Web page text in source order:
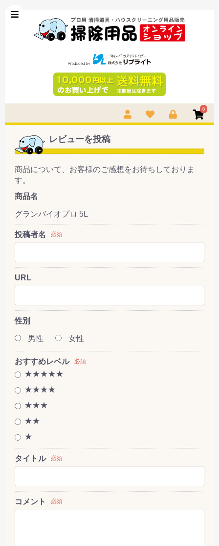
0
レビューを投稿
商品について、お客様のご感想をお待ちしておりま
す。
商品名
グランバイオプロ 5L
投稿者名 必須
URL
性別
男性 女性
おすすめレベル 必須
★★★★★
★★★★
★★★
★★
★
タイトル 必須
コメント 必須